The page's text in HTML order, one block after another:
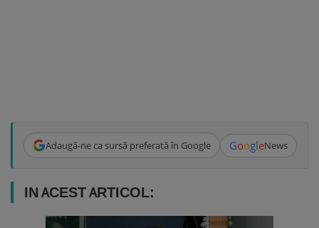
Adaugă-ne ca sursă preferată în Google GoogleNews
IN ACEST ARTICOL: